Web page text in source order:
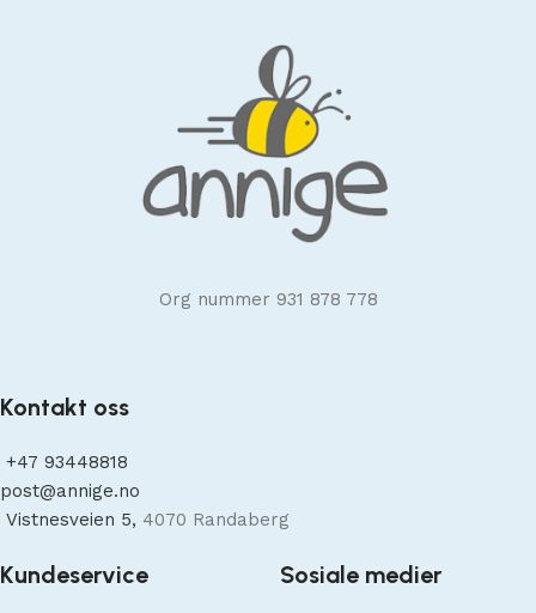
Org nummer 931 878 778
Kontakt oss
+47 93448818
post@annige.no
Vistnesveien 5, 4070 Randaberg
Kundeservice Sosiale medier